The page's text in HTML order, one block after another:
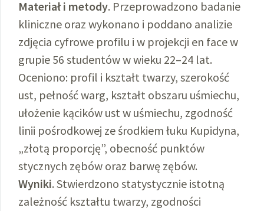
Materiał i metody. Przeprowadzono badanie
kliniczne oraz wykonano i poddano analizie
zdjęcia cyfrowe profilu i w projekcji en face w
grupie 56 studentów w wieku 22–24 lat.
Oceniono: profil i kształt twarzy, szerokość
ust, pełność warg, kształt obszaru uśmiechu,
ułożenie kącików ust w uśmiechu, zgodność
linii pośrodkowej ze środkiem łuku Kupidyna,
„złotą proporcję”, obecność punktów
stycznych zębów oraz barwę zębów.
Wyniki. Stwierdzono statystycznie istotną
zależność kształtu twarzy, zgodności